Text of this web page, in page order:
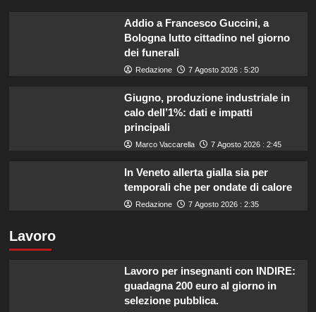
Addio a Francesco Guccini, a
Bologna lutto cittadino nel giorno
dei funerali
Redazione 7 Agosto 2026 : 5:20
Giugno, produzione industriale in
calo dell’1%: dati e impatti
principali
Marco Vaccarella 7 Agosto 2026 : 2:45
In Veneto allerta gialla sia per
temporali che per ondate di calore
Redazione 7 Agosto 2026 : 2:35
Lavoro
Lavoro per insegnanti con INDIRE:
guadagna 200 euro al giorno in
selezione pubblica.